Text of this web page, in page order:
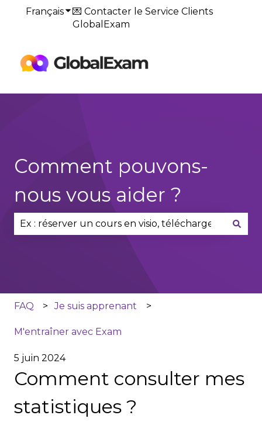
FrançaisAfficher le sous-menu pour les
💌 Contacter le Service Clients
GlobalExam
Comment pouvons-
nous vous aider ?
FAQ Je suis apprenant
M'entraîner avec Exam
5 juin 2024
Comment consulter mes
statistiques ?